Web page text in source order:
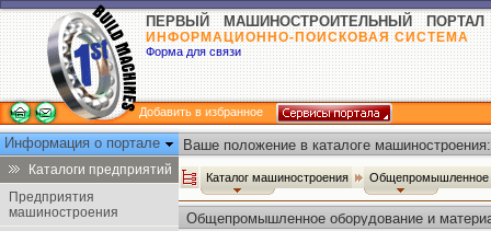
ПЕРВЫЙ МАШИНОСТРОИТЕЛЬНЫЙ ПОРТАЛ
ИНФОРМАЦИОННО-ПОИСКОВАЯ СИСТЕМА
Форма для связи
Добавить в избранное
Информация о портале
Каталоги предприятий
Предприятия
машиностроения
Ваше положение в каталоге машиностроения:
Каталог машиностроения Общепромышленное
Общепромышленное оборудование и